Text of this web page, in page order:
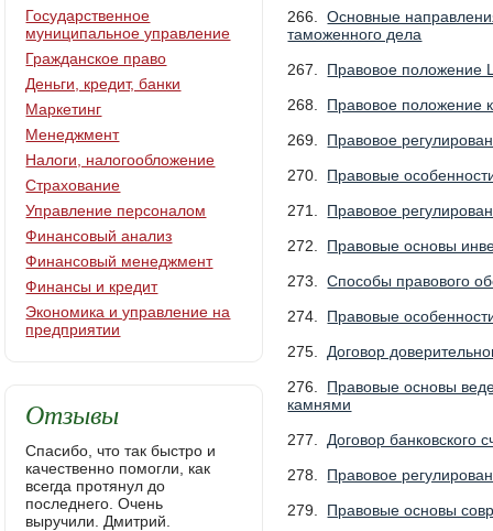
266.Основные
таможенного дела
267. Правовое положение
268. Правовое положение
269. Правовое
270. Правовые
271. Правовое
272. Правовые основы
273.Способы правового
274. Правовые
275. Договор
276. Правовые основы
камнями
277. Договор банковского
278. Правовое
279. Правовые основы
Государственное
муниципальное управление
Гражданское право
Деньги, кредит, банки
Маркетинг
Менеджмент
Налоги, налогообложение
Страхование
Управление персоналом
Финансовый анализ
Финансовый менеджмент
Финансы и кредит
Экономика и управление на
предприятии
Отзывы
Спасибо, что так быстро и
качественно помогли, как
всегда протянул до
последнего. Очень
выручили. Дмитрий.